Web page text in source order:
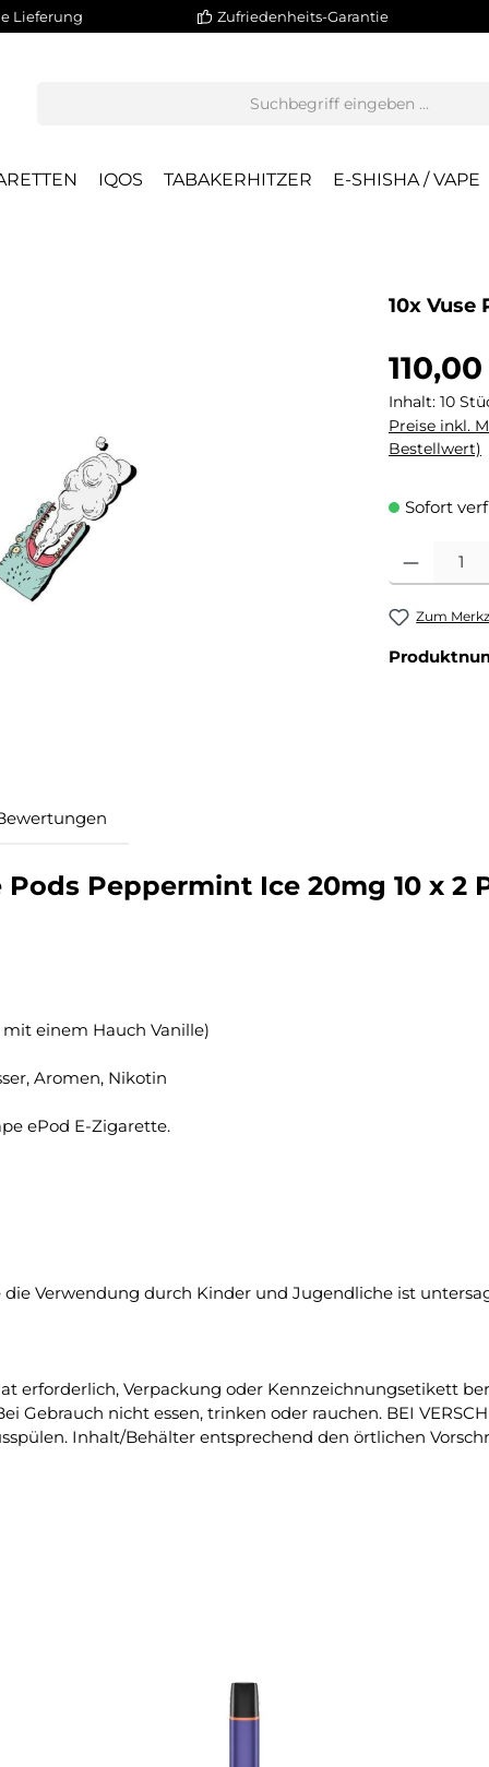
Lieferung Zufriedenheits-Garantie
IQOS TABAKERHITZER E-SHISHA / VAPE
10x Vuse
Inhalt: 10
Preise inkl.
Bestellwert)
Sofort
Zum
Peppermint Ice 20mg 10 x 2
einem Hauch Vanille)
Aromen, Nikotin
ePod E-Zigarette.
die Verwendung durch Kinder und Jugendliche ist
erforderlich, Verpackung oder Kennzeichnungsetikett
Gebrauch nicht essen, trinken oder rauchen. BEI
Inhalt/Behälter entsprechend den örtlichen